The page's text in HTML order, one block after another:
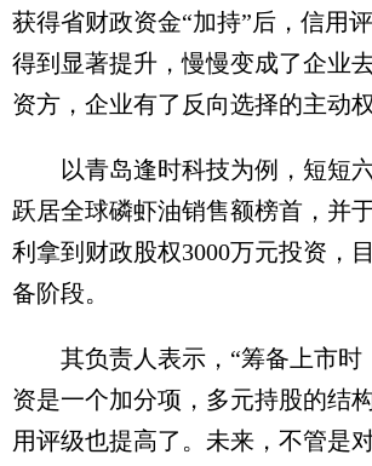
获得省财政资金“加持”后，信用
得到显著提升，慢慢变成了企业
资方，企业有了反向选择的主动权
以青岛逢时科技为例，短短六
跃居全球磷虾油销售额榜首，并
利拿到财政股权3000万元投资，
备阶段。
其负责人表示，“筹备上市时
资是一个加分项，多元持股的结
用评级也提高了。未来，不管是